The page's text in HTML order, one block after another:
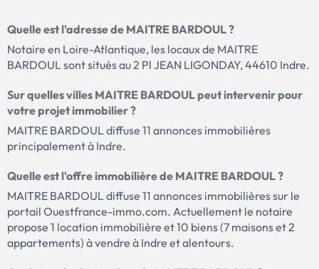
Quelle est l'adresse de MAITRE BARDOUL ?
Notaire en Loire-Atlantique, les locaux de MAITRE
BARDOUL sont situés au 2 Pl JEAN LIGONDAY, 44610 Indre.
Sur quelles villes MAITRE BARDOUL peut intervenir pour
votre projet immobilier ?
MAITRE BARDOUL diffuse 11 annonces immobilières
principalement à Indre.
Quelle est l'offre immobilière de MAITRE BARDOUL ?
MAITRE BARDOUL diffuse 11 annonces immobilières sur le
portail Ouestfrance-immo.com. Actuellement le notaire
propose 1 location immobilière et 10 biens (7 maisons et 2
appartements) à vendre à Indre et alentours.